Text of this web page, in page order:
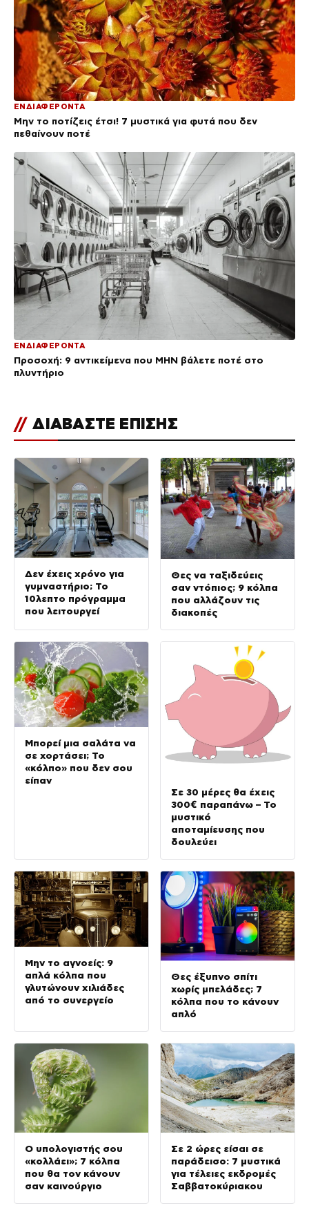
ΕΝΔΙΑΦΕΡΟΝΤΑ
Μην το ποτίζεις έτσι! 7 μυστικά για φυτά που δεν
πεθαίνουν ποτέ
ΕΝΔΙΑΦΕΡΟΝΤΑ
Προσοχή: 9 αντικείμενα που ΜΗΝ βάλετε ποτέ στο
πλυντήριο
// ΔΙΑΒΑΣΤΕ ΕΠΙΣΗΣ
Δεν έχεις χρόνο για
γυμναστήριο; Το
10λεπτο πρόγραμμα
που λειτουργεί
Θες να ταξιδεύεις
σαν ντόπιος; 9 κόλπα
που αλλάζουν τις
διακοπές
Μπορεί μια σαλάτα να
σε χορτάσει; Το
«κόλπο» που δεν σου
είπαν
Σε 30 μέρες θα έχεις
300€ παραπάνω – Το
μυστικό
αποταμίευσης που
δουλεύει
Μην το αγνοείς: 9
απλά κόλπα που
γλυτώνουν χιλιάδες
από το συνεργείο
Θες έξυπνο σπίτι
χωρίς μπελάδες; 7
κόλπα που το κάνουν
απλό
Ο υπολογιστής σου
«κολλάει»; 7 κόλπα
που θα τον κάνουν
σαν καινούργιο
Σε 2 ώρες είσαι σε
παράδεισο: 7 μυστικά
για τέλειες εκδρομές
Σαββατοκύριακου